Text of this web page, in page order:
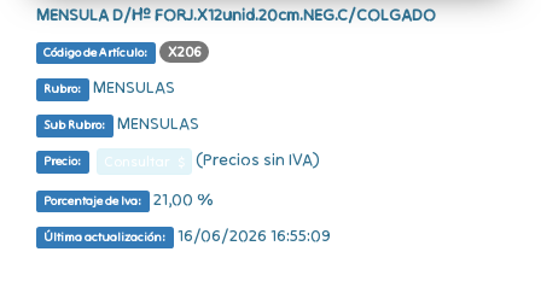
MENSULA D/Hº FORJ.X12unid.20cm.NEG.C/COLGADO
Código de Artículo: X206
Rubro: MENSULAS
Sub Rubro: MENSULAS
Precio: Consultar $ (Precios sin IVA)
Porcentaje de Iva: 21,00 %
Última actualización: 16/06/2026 16:55:09